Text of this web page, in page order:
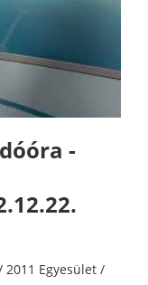
-
2011 Egyesület /